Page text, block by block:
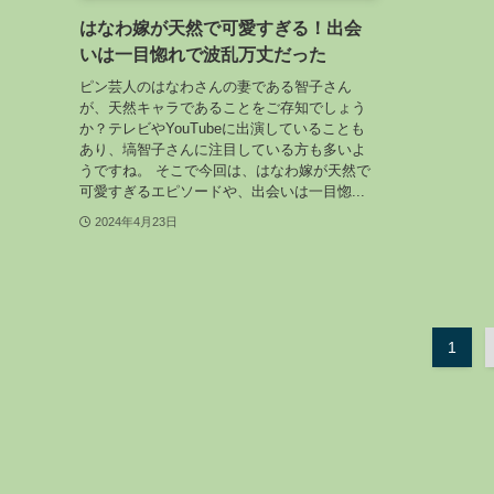
はなわ嫁が天然で可愛すぎる！出会
いは一目惚れで波乱万丈だった
ピン芸人のはなわさんの妻である智子さん
が、天然キャラであることをご存知でしょう
か？テレビやYouTubeに出演していることも
あり、塙智子さんに注目している方も多いよ
うですね。 そこで今回は、はなわ嫁が天然で
可愛すぎるエピソードや、出会いは一目惚...
2024年4月23日
1